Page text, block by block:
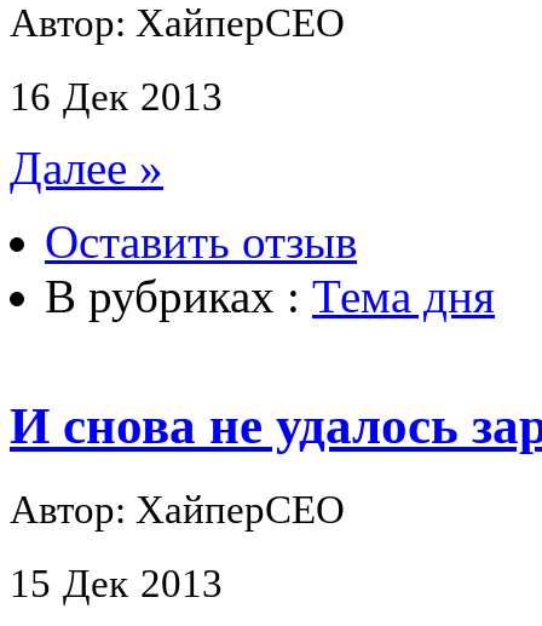
Автор: ХайперСЕО
16 Дек 2013
Далее »
Оставить отзыв
В рубриках : Тема дня
И снова не удалось
Автор: ХайперСЕО
15 Дек 2013